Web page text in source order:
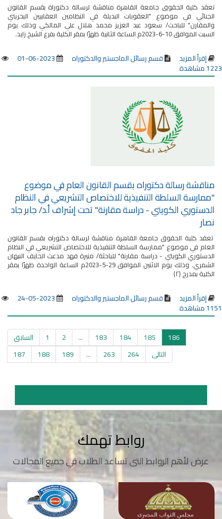
تعقد كلية الحقوق جامعة القاهرة مناقشة لرسالة دكتوراة بقسم القانون
الجنائي في موضوع "العقوبات البديلة في النظامين العقابيين البحريني
والمقارن" للباحث/ سعود عبد العزيز محمد هلال علي المالكي وذلك يوم
السبت الموافق 10-6-2023م الساعة الثانية ظهرًا بمقر الكلية بفرع الشيخ زايد.
إقرأ المزيد قسم رسائل الماجستير والدكتوراه 2023-06-01
1223 مشاهدة
مناقشة رسالة دكتوراه بقسم القانون العام في موضوع
"ممارسة السلطة التنفيذية للاختصاص التشريعي في النظام
الدستوري الكويتي - دراسة مقارنة" تحت إشراف أ.د/ جابر جاد
نصار
تعقد كلية الحقوق جامعة القاهرة مناقشة لرسالة دكتوراه بقسم القانون
العام في موضوع "ممارسة السلطة التنفيذية للاختصاص التشريعي في النظام
الدستوري الكويتي - دراسة مقارنة" للباحثة/ منيرة فهد مدعث الحايف النبهان
الشمري. وذلك يوم الاثنين الموافق 29-5-2023م الساعة الواحدة ظهرًا بمقر
الكلية بمدرج (٢)
إقرأ المزيد قسم رسائل الماجستير والدكتوراه 2023-05-24
1151 مشاهدة
السابق 1 2 ... 183 184 185
186
187
188 189 ... 263 264 التالى
روابط تهمك
عرض لأهم الروابط التى تساعد الطلاب في جميع المجالات